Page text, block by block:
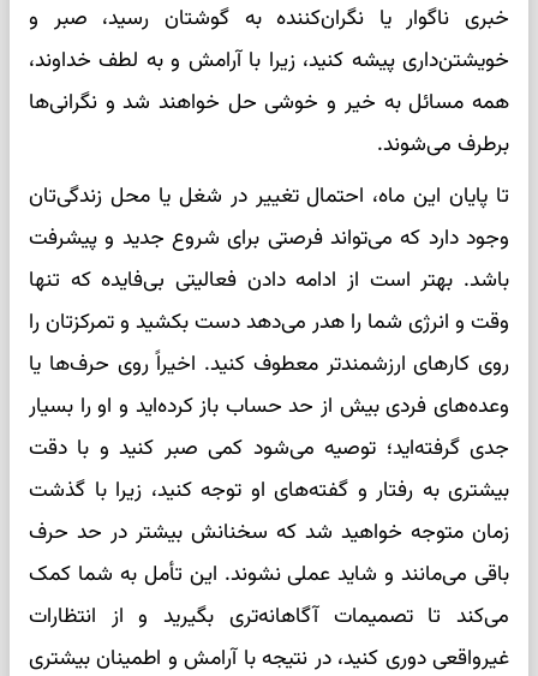
خبری ناگوار یا نگران‌کننده به گوشتان رسید، صبر و
خویشتن‌داری پیشه کنید، زیرا با آرامش و به لطف خداوند،
همه مسائل به خیر و خوشی حل خواهند شد و نگرانی‌ها
برطرف می‌شوند.
تا پایان این ماه، احتمال تغییر در شغل یا محل زندگی‌تان
وجود دارد که می‌تواند فرصتی برای شروع جدید و پیشرفت
باشد. بهتر است از ادامه دادن فعالیتی بی‌فایده که تنها
وقت و انرژی شما را هدر می‌دهد دست بکشید و تمرکزتان را
روی کارهای ارزشمندتر معطوف کنید. اخیراً روی حرف‌ها یا
وعده‌های فردی بیش از حد حساب باز کرده‌اید و او را بسیار
جدی گرفته‌اید؛ توصیه می‌شود کمی صبر کنید و با دقت
بیشتری به رفتار و گفته‌های او توجه کنید، زیرا با گذشت
زمان متوجه خواهید شد که سخنانش بیشتر در حد حرف
باقی می‌مانند و شاید عملی نشوند. این تأمل به شما کمک
می‌کند تا تصمیمات آگاهانه‌تری بگیرید و از انتظارات
غیرواقعی دوری کنید، در نتیجه با آرامش و اطمینان بیشتری